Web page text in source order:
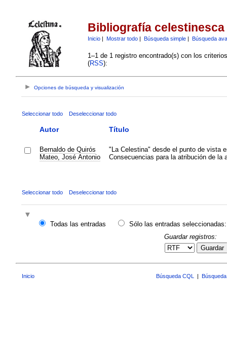
Bibliografía celestinesca
Inicio| Mostrar todo| Búsqueda simple| Búsqueda
1–1 de 1 registro encontrado(s) con los
(RSS):
Opciones de búsqueda y visualización
Seleccionar todo Deseleccionar todo
Autor Título
Bernaldo de Quirós
Mateo, José Antonio
"La Celestina" desde el punto de vista
Consecuencias para la atribución de la
Seleccionar todo Deseleccionar todo
Todas las entradas
Sólo las entradas seleccionadas:
Guardar registros:
Guardar
Inicio Búsqueda CQL